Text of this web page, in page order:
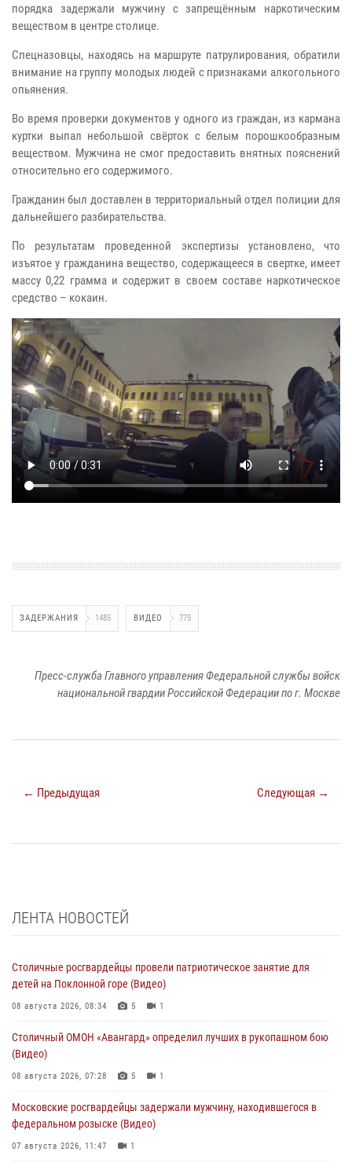
порядка задержали мужчину с запрещённым наркотическим
веществом в центре столице.
Спецназовцы, находясь на маршруте патрулирования, обратили
внимание на группу молодых людей с признаками алкогольного
опьянения.
Во время проверки документов у одного из граждан, из кармана
куртки выпал небольшой свёрток с белым порошкообразным
веществом. Мужчина не смог предоставить внятных пояснений
относительно его содержимого.
Гражданин был доставлен в территориальный отдел полиции для
дальнейшего разбирательства.
По результатам проведенной экспертизы установлено, что
изъятое у гражданина вещество, содержащееся в свертке, имеет
массу 0,22 грамма и содержит в своем составе наркотическое
средство – кокаин.
ЗАДЕРЖАНИЯ 1485 ВИДЕО 775
Пресс-служба Главного управления Федеральной службы войск
национальной гвардии Российской Федерации по г. Москве
← Предыдущая Следующая →
ЛЕНТА НОВОСТЕЙ
Столичные росгвардейцы провели патриотическое занятие для
детей на Поклонной горе (Видео)
08 августа 2026, 08:34 5 1
Столичный ОМОН «Авангард» определил лучших в рукопашном бою
(Видео)
08 августа 2026, 07:28 5 1
Московские росгвардейцы задержали мужчину, находившегося в
федеральном розыске (Видео)
07 августа 2026, 11:47 1